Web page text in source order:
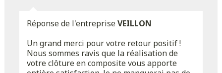
Réponse de l'entrepriseVEILLON
Un grand merci pour votre retour positif !
Nous sommes ravis que la réalisation de
votre clôture en composite vous apporte